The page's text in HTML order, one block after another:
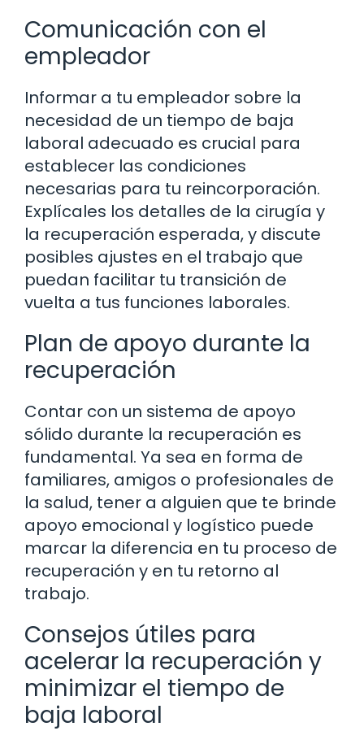
Comunicación con el
empleador
Informar a tu empleador sobre la
necesidad de un tiempo de baja
laboral adecuado es crucial para
establecer las condiciones
necesarias para tu reincorporación.
Explícales los detalles de la cirugía y
la recuperación esperada, y discute
posibles ajustes en el trabajo que
puedan facilitar tu transición de
vuelta a tus funciones laborales.
Plan de apoyo durante la
recuperación
Contar con un sistema de apoyo
sólido durante la recuperación es
fundamental. Ya sea en forma de
familiares, amigos o profesionales de
la salud, tener a alguien que te brinde
apoyo emocional y logístico puede
marcar la diferencia en tu proceso de
recuperación y en tu retorno al
trabajo.
Consejos útiles para
acelerar la recuperación y
minimizar el tiempo de
baja laboral